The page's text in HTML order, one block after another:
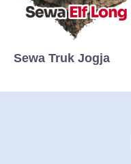
Sewa Truk Jogja